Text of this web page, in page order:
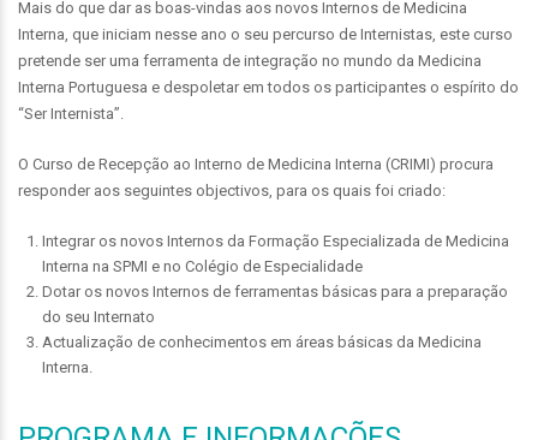
Mais do que dar as boas-vindas aos novos Internos de Medicina
Interna, que iniciam nesse ano o seu percurso de Internistas, este curso
pretende ser uma ferramenta de integração no mundo da Medicina
Interna Portuguesa e despoletar em todos os participantes o espírito do
“Ser Internista”.
O Curso de Recepção ao Interno de Medicina Interna (CRIMI) procura
responder aos seguintes objectivos, para os quais foi criado:
Integrar os novos Internos da Formação Especializada de Medicina
Interna na SPMI e no Colégio de Especialidade
Dotar os novos Internos de ferramentas básicas para a preparação
do seu Internato
Actualização de conhecimentos em áreas básicas da Medicina
Interna.